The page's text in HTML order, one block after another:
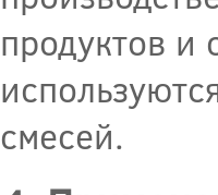
продуктов и
смесей.